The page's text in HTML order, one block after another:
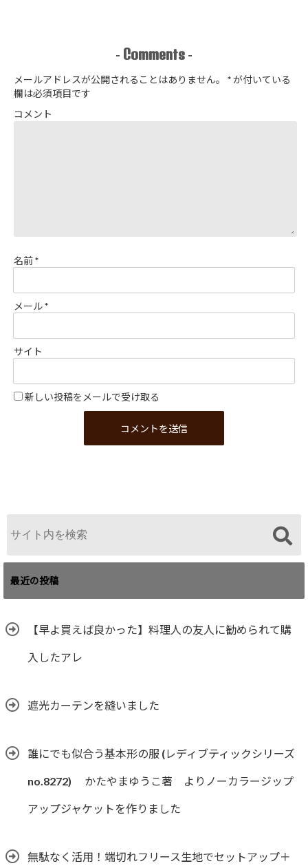
アップジャケ
ットを作りま
- Comments -
メールアドレスが公開されることはありません。 *が付いている
欄は必須項目です
コメント
名前*
メール*
サイト
新しい投稿をメールで受け取る
最近の投稿
【早よ買えば良かった】料理人の友人に勧められて購
入したアレ
遮光カーテンを縫いました
誰にでも似合う基本形の服 (レディブティックシリーズ
no.8272) かたやまゆうこ著 よりノーカラージップ
アップジャケットを作りました
無駄なく活用！端切れフリース生地でセットアップ＋